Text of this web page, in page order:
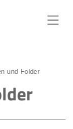
und Folder